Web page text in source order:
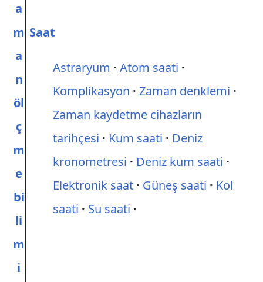
a
m
a
n
öl
ç
m
e
bi
li
m
i
Saat
Astraryum
Atom saati
Komplikasyon
Zaman denklemi
Zaman kaydetme cihazların
tarihçesi
Kum saati
Deniz
kronometresi
Deniz kum saati
Elektronik saat
Güneş saati
Kol
saati
Su saati